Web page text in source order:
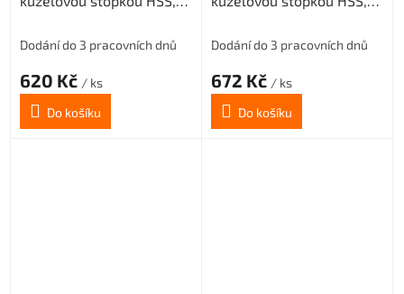
Dodání do 3 pracovních dnů
620 Kč / ks
Do košíku
Dodání do 3 pracovních dnů
672 Kč / ks
Do košíku